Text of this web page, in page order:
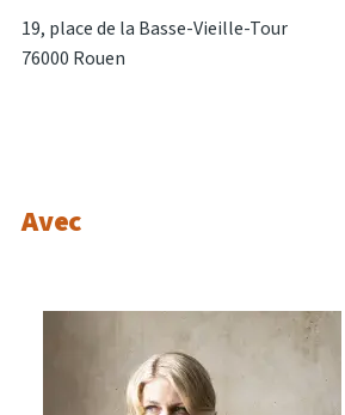
19, place de la Basse-Vieille-Tour
76000 Rouen
Avec